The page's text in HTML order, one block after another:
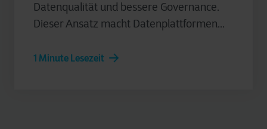
Datenqualität und bessere Governance.
Dieser Ansatz macht Datenplattformen...
1 Minute Lesezeit